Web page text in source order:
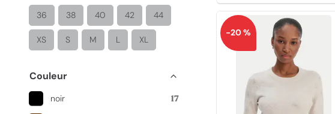
36 38 40 42 44
XS S M L XL
Couleur
noir 17
-20 %